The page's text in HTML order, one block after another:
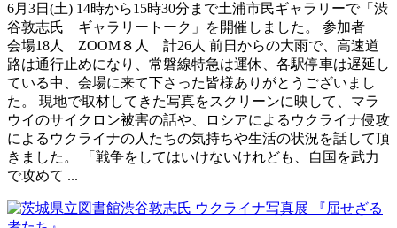
6月3日(土) 14時から15時30分まで土浦市民ギャラリーで「渋
谷敦志氏 ギャラリートーク」を開催しました。 参加者
会場18人 ZOOM８人 計26人 前日からの大雨で、高速道
路は通行止めになり、常磐線特急は運休、各駅停車は遅延し
ている中、会場に来て下さった皆様ありがとうございまし
た。 現地で取材してきた写真をスクリーンに映して、マラ
ウイのサイクロン被害の話や、ロシアによるウクライナ侵攻
によるウクライナの人たちの気持ちや生活の状況を話して頂
きました。 「戦争をしてはいけないけれども、自国を武力
で攻めて ...